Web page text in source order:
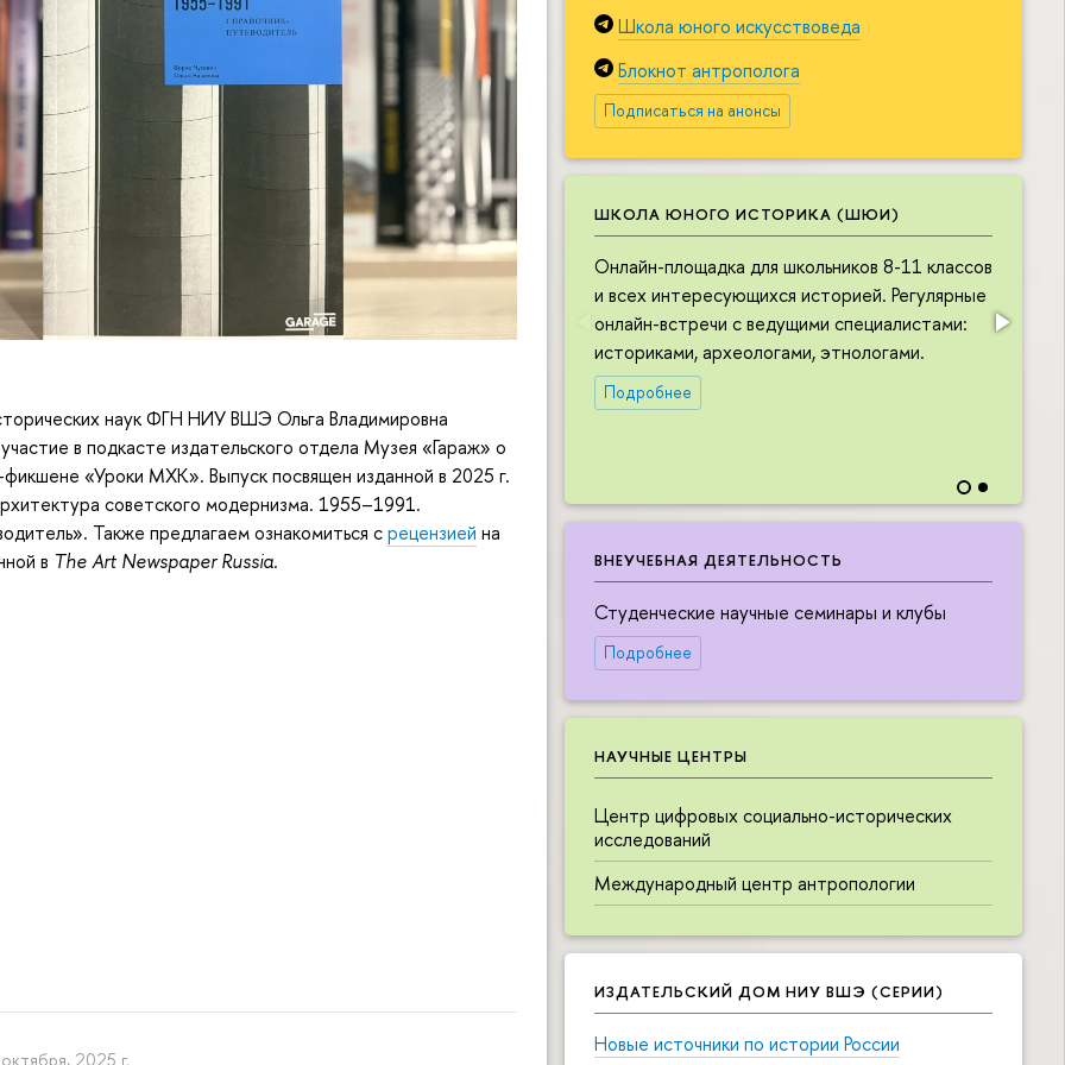
Школа юного искусствоведа
Блокнот антрополога
Подписаться на анонсы
ШКОЛА ЮНОГО ИСТОРИКА (ШЮИ)
Онлайн-площадка для школьников 8-11 классов
и всех интересующихся историей. Регулярные
онлайн-встречи с ведущими специалистами:
историками, археологами, этнологами.
Подробнее
ВНЕУЧЕБНАЯ ДЕЯТЕЛЬНОСТЬ
Студенческие научные семинары и клубы
Подробнее
НАУЧНЫЕ ЦЕНТРЫ
Центр цифровых социально-исторических
исследований
Международный центр антропологии
ИЗДАТЕЛЬСКИЙ ДОМ НИУ ВШЭ (СЕРИИ)
Новые источники по истории России
наук ФГН НИУ ВШЭ Ольга Владимировна
в подкасте издательского отдела Музея «Гараж» о
«Уроки МХК». Выпуск посвящен изданной в 2025 г.
советского модернизма. 1955–1991.
Также предлагаем ознакомиться срецензией на
в The Art Newspaper Russia.
2025 г.